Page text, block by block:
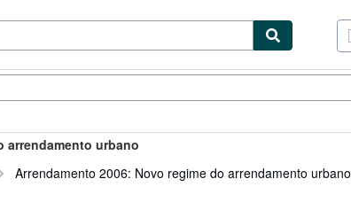
arrendamento urbano
Arrendamento 2006: Novo regime do arrendamento urbano